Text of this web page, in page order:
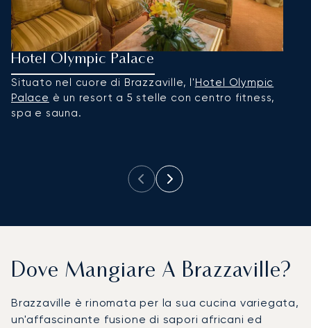
Hotel Olympic Palace
Situato nel cuore di Brazzaville, l'Hotel Olympic
Palace è un resort a 5 stelle con centro fitness,
spa e sauna.
Dove Mangiare A Brazzaville?
Brazzaville è rinomata per la sua cucina variegata,
un'affascinante fusione di sapori africani ed